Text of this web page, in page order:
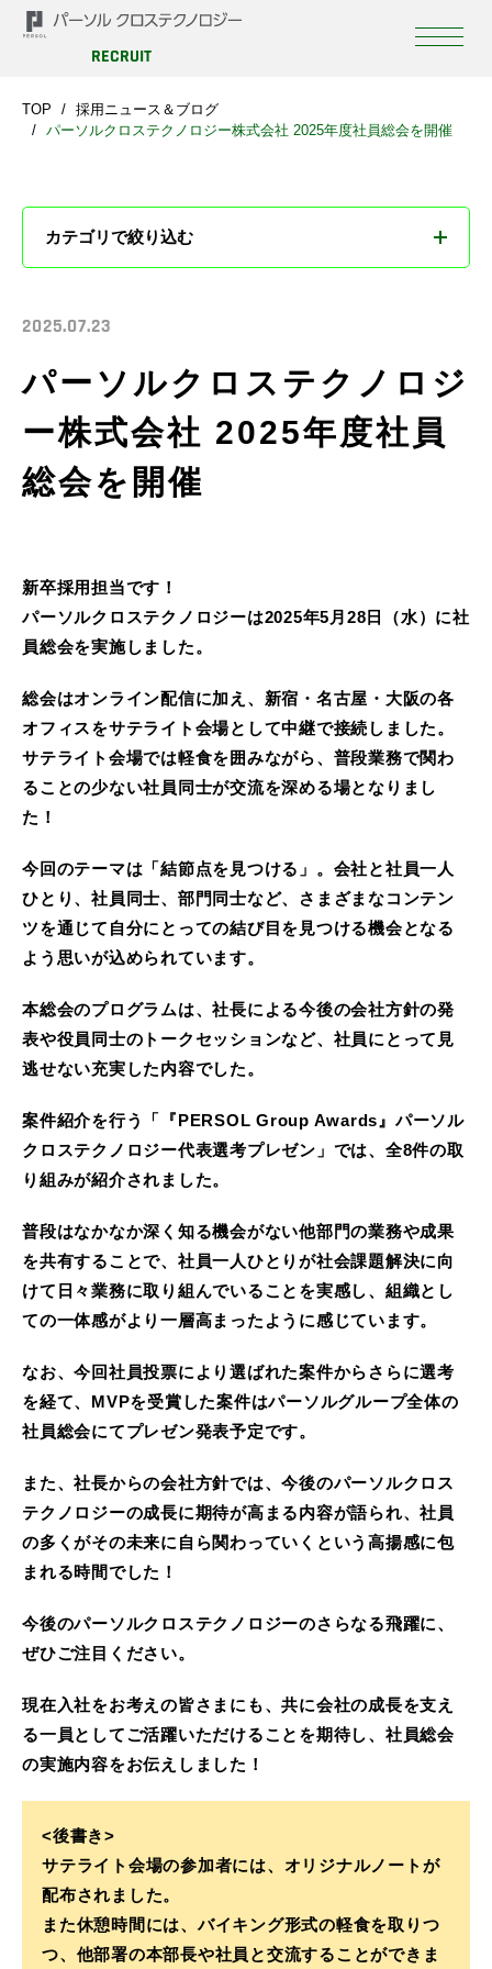
RECRUIT
TOP
採用ニュース＆ブログ
パーソルクロステクノロジー株式会社 2025年度社員総会を開催
カテゴリで絞り込む
2025.07.23
パーソルクロステクノロジ
ー株式会社 2025年度社員
総会を開催
新卒採用担当です！
パーソルクロステクノロジーは2025年5月28日（水）に社
員総会を実施しました。
総会はオンライン配信に加え、新宿・名古屋・大阪の各
オフィスをサテライト会場として中継で接続しました。
サテライト会場では軽食を囲みながら、普段業務で関わ
ることの少ない社員同士が交流を深める場となりまし
た！
今回のテーマは「結節点を見つける」。会社と社員一人
ひとり、社員同士、部門同士など、さまざまなコンテン
ツを通じて自分にとっての結び目を見つける機会となる
よう思いが込められています。
本総会のプログラムは、社長による今後の会社方針の発
表や役員同士のトークセッションなど、社員にとって見
逃せない充実した内容でした。
案件紹介を行う「『PERSOL Group Awards』パーソル
クロステクノロジー代表選考プレゼン」では、全8件の取
り組みが紹介されました。
普段はなかなか深く知る機会がない他部門の業務や成果
を共有することで、社員一人ひとりが社会課題解決に向
けて日々業務に取り組んでいることを実感し、組織とし
ての一体感がより一層高まったように感じています。
なお、今回社員投票により選ばれた案件からさらに選考
を経て、MVPを受賞した案件はパーソルグループ全体の
社員総会にてプレゼン発表予定です。
また、社長からの会社方針では、今後のパーソルクロス
テクノロジーの成長に期待が高まる内容が語られ、社員
の多くがその未来に自ら関わっていくという高揚感に包
まれる時間でした！
今後のパーソルクロステクノロジーのさらなる飛躍に、
ぜひご注目ください。
現在入社をお考えの皆さまにも、共に会社の成長を支え
る一員としてご活躍いただけることを期待し、社員総会
の実施内容をお伝えしました！
<後書き>
サテライト会場の参加者には、オリジナルノートが
配布されました。
また休憩時間には、バイキング形式の軽食を取りつ
つ、他部署の本部長や社員と交流することができま